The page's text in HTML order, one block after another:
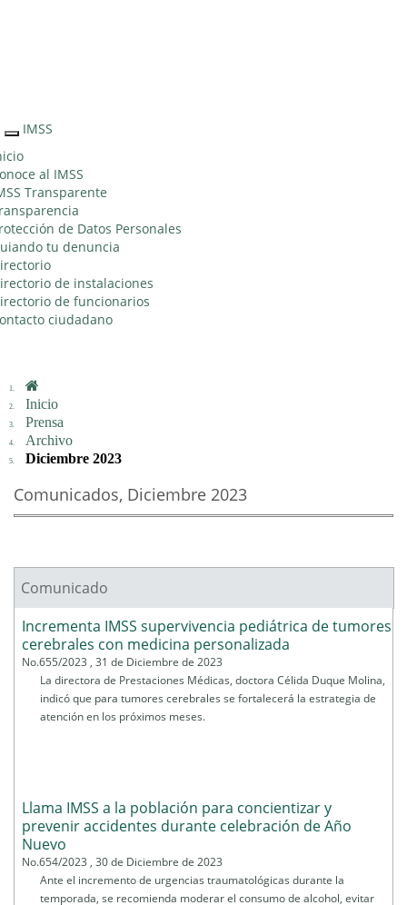
Interruptor
de
Navegación
IMSS
al IMSS
Transparente
de Datos Personales
tu denuncia
de instalaciones
de funcionarios
ciudadano
Inicio
Prensa
Archivo
Diciembre 2023
Comunicados, Diciembre 2023
Comunicado
Incrementa IMSS supervivencia pediátrica de tumores
cerebrales con medicina personalizada
No.655/2023 , 31 de Diciembre de 2023
La directora de Prestaciones Médicas, doctora Célida Duque Molina,
indicó que para tumores cerebrales se fortalecerá la estrategia de
atención en los próximos meses.
Llama IMSS a la población para concientizar y
prevenir accidentes durante celebración de Año
Nuevo
No.654/2023 , 30 de Diciembre de 2023
Ante el incremento de urgencias traumatológicas durante la
temporada, se recomienda moderar el consumo de alcohol, evitar
Páginas